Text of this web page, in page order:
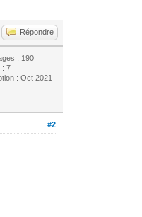
Répondre
: 190
: 7
: Oct 2021
#2